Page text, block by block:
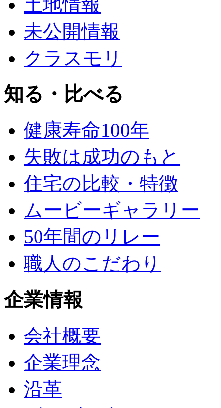
土地情報
未公開情報
クラスモリ
知る・比べる
健康寿命100年
失敗は成功のもと
住宅の比較・特徴
ムービーギャラリー
50年間のリレー
職人のこだわり
企業情報
会社概要
企業理念
沿革